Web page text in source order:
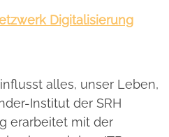
Digitalisierung
alles, unser Leben,
Institut der SRH
erarbeitet mit der